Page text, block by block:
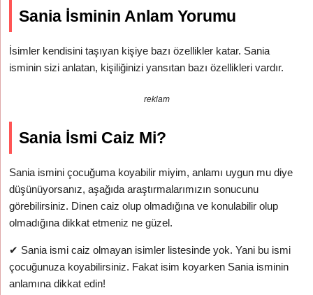
Sania İsminin Anlam Yorumu
İsimler kendisini taşıyan kişiye bazı özellikler katar. Sania
isminin sizi anlatan, kişiliğinizi yansıtan bazı özellikleri vardır.
reklam
Sania İsmi Caiz Mi?
Sania ismini çocuğuma koyabilir miyim, anlamı uygun mu diye
düşünüyorsanız, aşağıda araştırmalarımızın sonucunu
görebilirsiniz. Dinen caiz olup olmadığına ve konulabilir olup
olmadığına dikkat etmeniz ne güzel.
✔ Sania ismi caiz olmayan isimler listesinde yok. Yani bu ismi
çocuğunuza koyabilirsiniz. Fakat isim koyarken Sania isminin
anlamına dikkat edin!